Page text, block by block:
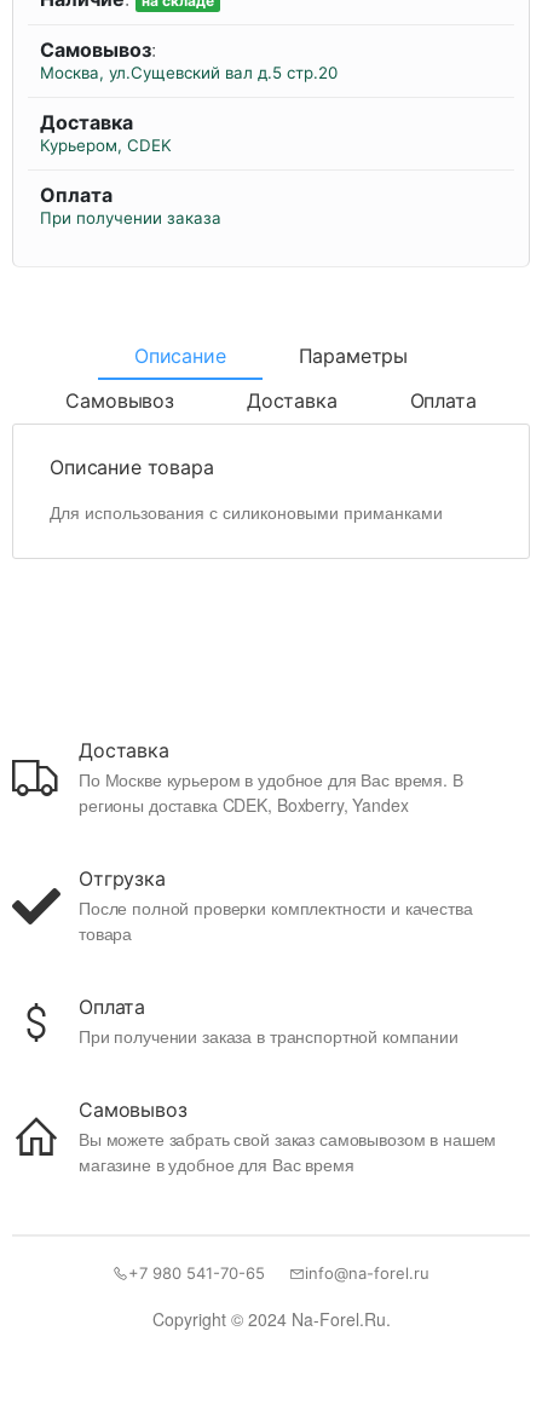
Самовывоз:
Москва, ул.Сущевский вал д.5 стр.20
Доставка
Курьером, CDEK
Оплата
При получении заказа
Описание
Параметры
Самовывоз
Доставка Оплата
Описание товара
Для использования с силиконовыми приманками
Доставка
По Москве курьером в удобное для Вас время. В
регионы доставка CDEK, Boxberry, Yandex
Отгрузка
После полной проверки комплектности и качества
товара
Оплата
При получении заказа в транспортной компании
Самовывоз
Вы можете забрать свой заказ самовывозом в нашем
магазине в удобное для Вас время
Copyright © 2024 Na-Forel.Ru.
+7 980 541-70-65 info@na-forel.ru